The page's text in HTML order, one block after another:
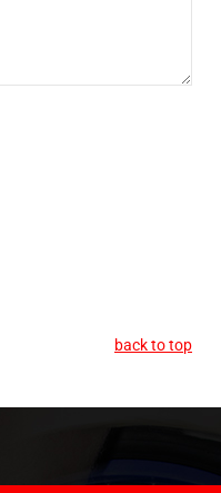
back to top